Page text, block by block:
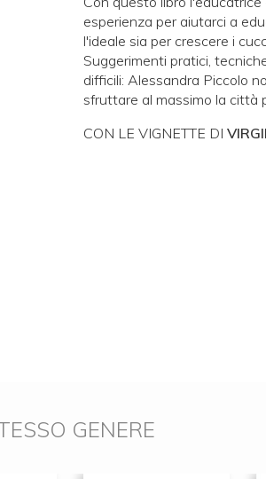
esperienza per aiutarci a
l'ideale sia per crescere i
Suggerimenti pratici,
difficili: Alessandra Piccolo
sfruttare al massimo la città
CON LE VIGNETTE DI
GENERE